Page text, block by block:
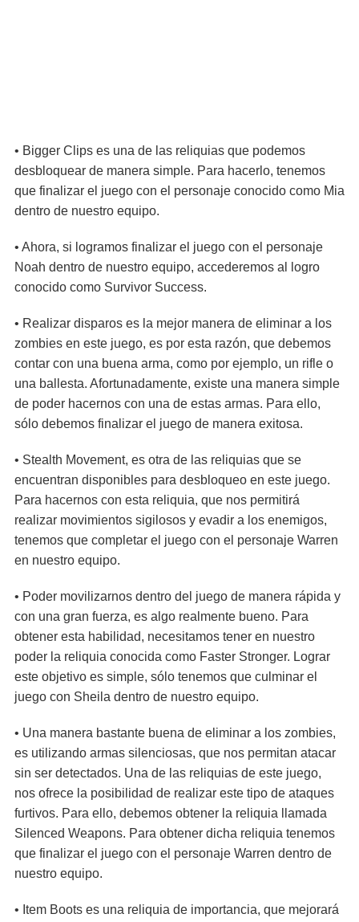
• Bigger Clips es una de las reliquias que podemos
desbloquear de manera simple. Para hacerlo, tenemos
que finalizar el juego con el personaje conocido como Mia
dentro de nuestro equipo.
• Ahora, si logramos finalizar el juego con el personaje
Noah dentro de nuestro equipo, accederemos al logro
conocido como Survivor Success.
• Realizar disparos es la mejor manera de eliminar a los
zombies en este juego, es por esta razón, que debemos
contar con una buena arma, como por ejemplo, un rifle o
una ballesta. Afortunadamente, existe una manera simple
de poder hacernos con una de estas armas. Para ello,
sólo debemos finalizar el juego de manera exitosa.
• Stealth Movement, es otra de las reliquias que se
encuentran disponibles para desbloqueo en este juego.
Para hacernos con esta reliquia, que nos permitirá
realizar movimientos sigilosos y evadir a los enemigos,
tenemos que completar el juego con el personaje Warren
en nuestro equipo.
• Poder movilizarnos dentro del juego de manera rápida y
con una gran fuerza, es algo realmente bueno. Para
obtener esta habilidad, necesitamos tener en nuestro
poder la reliquia conocida como Faster Stronger. Lograr
este objetivo es simple, sólo tenemos que culminar el
juego con Sheila dentro de nuestro equipo.
• Una manera bastante buena de eliminar a los zombies,
es utilizando armas silenciosas, que nos permitan atacar
sin ser detectados. Una de las reliquias de este juego,
nos ofrece la posibilidad de realizar este tipo de ataques
furtivos. Para ello, debemos obtener la reliquia llamada
Silenced Weapons. Para obtener dicha reliquia tenemos
que finalizar el juego con el personaje Warren dentro de
nuestro equipo.
• Item Boots es una reliquia de importancia, que mejorará